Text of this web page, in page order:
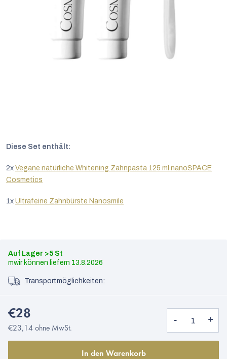
Deutsch
Diese Set enthält:
2x Vegane natürliche Whitening Zahnpasta 125 ml nanoSPACE
Cosmetics
1x Ultrafeine Zahnbürste Nanosmile
Auf Lager >5 St
13.8.2026
Transportmöglichkeiten:
€28
€23,14 ohne MwSt.
In den Warenkorb